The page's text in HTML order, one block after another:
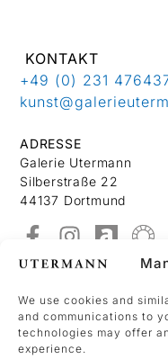
We use cookies and
and communications to
technologies may offer
experience.
KONTAKT
+49 (0) 231
ADRESSE
Galerie Utermann
Silberstraße 22
44137 Dortmund